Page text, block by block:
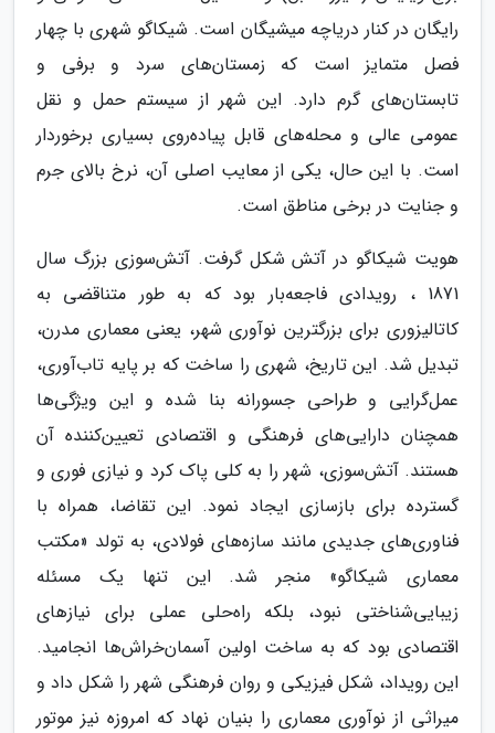
رایگان در کنار دریاچه میشیگان است. شیکاگو شهری با چهار
فصل متمایز است که زمستان‌های سرد و برفی و
تابستان‌های گرم دارد. این شهر از سیستم حمل و نقل
عمومی عالی و محله‌های قابل پیاده‌روی بسیاری برخوردار
است. با این حال، یکی از معایب اصلی آن، نرخ بالای جرم
و جنایت در برخی مناطق است.
هویت شیکاگو در آتش شکل گرفت. آتش‌سوزی بزرگ سال
1871 ، رویدادی فاجعه‌بار بود که به طور متناقضی به
کاتالیزوری برای بزرگترین نوآوری شهر، یعنی معماری مدرن،
تبدیل شد. این تاریخ، شهری را ساخت که بر پایه تاب‌آوری،
عمل‌گرایی و طراحی جسورانه بنا شده و این ویژگی‌ها
همچنان دارایی‌های فرهنگی و اقتصادی تعیین‌کننده آن
هستند. آتش‌سوزی، شهر را به کلی پاک کرد و نیازی فوری و
گسترده برای بازسازی ایجاد نمود. این تقاضا، همراه با
فناوری‌های جدیدی مانند سازه‌های فولادی، به تولد «مکتب
معماری شیکاگو» منجر شد. این تنها یک مسئله
زیبایی‌شناختی نبود، بلکه راه‌حلی عملی برای نیازهای
اقتصادی بود که به ساخت اولین آسمان‌خراش‌ها انجامید.
این رویداد، شکل فیزیکی و روان فرهنگی شهر را شکل داد و
میراثی از نوآوری معماری را بنیان نهاد که امروزه نیز موتور